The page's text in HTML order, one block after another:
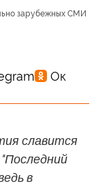
зарубежных СМИ
славится
в